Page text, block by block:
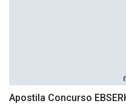
Apostila Concurso